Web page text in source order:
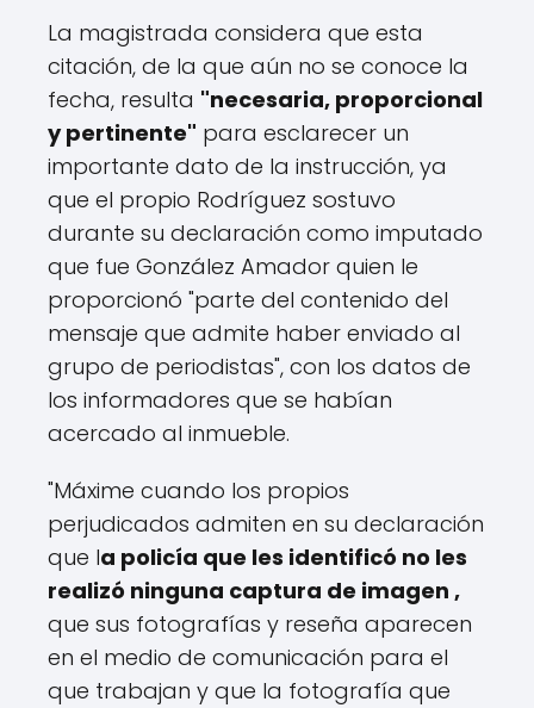
La magistrada considera que esta
citación, de la que aún no se conoce la
fecha, resulta "necesaria, proporcional
y pertinente" para esclarecer un
importante dato de la instrucción, ya
que el propio Rodríguez sostuvo
durante su declaración como imputado
que fue González Amador quien le
proporcionó "parte del contenido del
mensaje que admite haber enviado al
grupo de periodistas", con los datos de
los informadores que se habían
acercado al inmueble.
"Máxime cuando los propios
perjudicados admiten en su declaración
que la policía que les identificó no les
realizó ninguna captura de imagen ,
que sus fotografías y reseña aparecen
en el medio de comunicación para el
que trabajan y que la fotografía que